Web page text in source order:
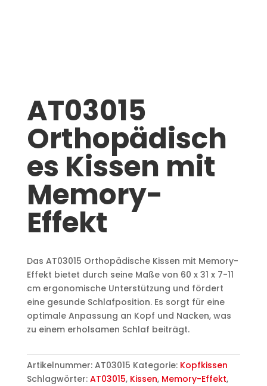
AT03015
Orthopädisch
es Kissen mit
Memory-
Effekt
Das AT03015 Orthopädische Kissen mit Memory-
Effekt bietet durch seine Maße von 60 x 31 x 7-11
cm ergonomische Unterstützung und fördert
eine gesunde Schlafposition. Es sorgt für eine
optimale Anpassung an Kopf und Nacken, was
zu einem erholsamen Schlaf beiträgt.
Artikelnummer: AT03015 Kategorie: Kopfkissen
Schlagwörter: AT03015, Kissen, Memory-Effekt,